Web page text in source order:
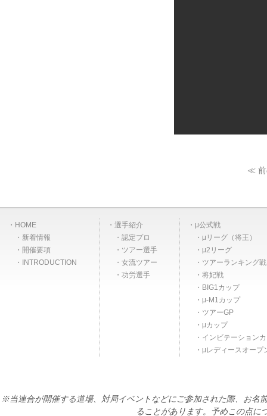
≪ 前
HOME
新着情報
開催要項
INTRODUCTION
選手紹介
認定プロ
ツアー選手
女流ツアー
功労選手
μ公式戦
μリーグ（将王）
μ2リーグ
ツアーランキング
将妃戦
BIG1カップ
μ-M1カップ
ツアーGP
μカップ
インビテーション
μレディースオープ
※当連合が開催する道場、対局イベントなどにご参加された際、お名
ることがあります。予めこの点に